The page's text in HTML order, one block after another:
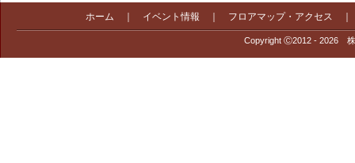
ホーム イベント情報 フロアマップ・アクセス
Copyright Ⓒ2012 - 2026 株